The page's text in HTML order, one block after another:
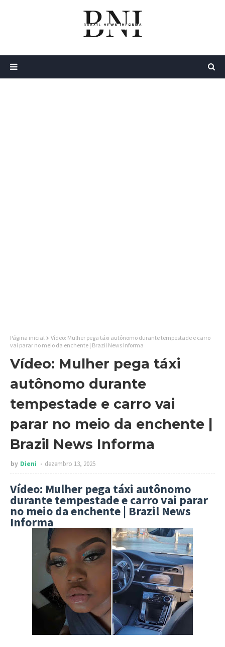
Página inicial
Vídeo: Mulher pega táxi autônomo durante tempestade e carro
vai parar no meio da enchente | Brazil News Informa
Vídeo: Mulher pega táxi
autônomo durante
tempestade e carro vai
parar no meio da enchente |
Brazil News Informa
by Dieni dezembro 13, 2025
Vídeo: Mulher pega táxi autônomo
durante tempestade e carro vai parar
no meio da enchente | Brazil News
Informa